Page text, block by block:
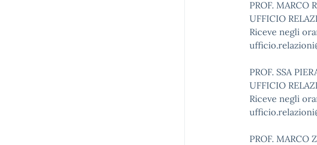
PROF. MARCO
UFFICIO
Riceve negli
PROF. SSA
UFFICIO
Riceve negli
PROF. MARCO